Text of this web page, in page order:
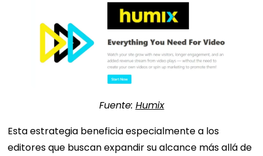
Fuente: Humix
Esta estrategia beneficia especialmente a los
editores que buscan expandir su alcance más allá de